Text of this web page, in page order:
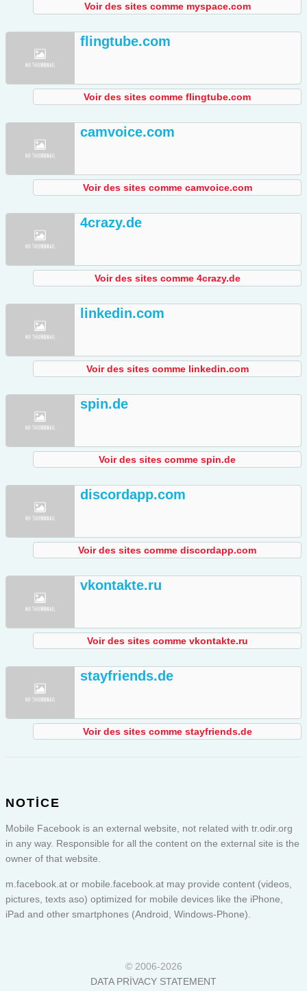
Voir des sites comme myspace.com
flingtube.com
Voir des sites comme flingtube.com
camvoice.com
Voir des sites comme camvoice.com
4crazy.de
Voir des sites comme 4crazy.de
linkedin.com
Voir des sites comme linkedin.com
spin.de
Voir des sites comme spin.de
discordapp.com
Voir des sites comme discordapp.com
vkontakte.ru
Voir des sites comme vkontakte.ru
stayfriends.de
Voir des sites comme stayfriends.de
NOTICE
Mobile Facebook is an external website, not related with tr.odir.org
in any way. Responsible for all the content on the external site is the
owner of that website.
m.facebook.at or mobile.facebook.at may provide content (videos,
pictures, texts aso) optimized for mobile devices like the iPhone,
iPad and other smartphones (Android, Windows-Phone).
© 2006-2026
DATA PRIVACY STATEMENT